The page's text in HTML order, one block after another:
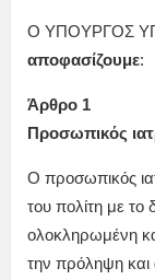
Ο ΥΠΟΥΡΓΟΣ
αποφασίζουμε:
Άρθρο 1
Προσωπικός
Ο προσωπικός
του πολίτη με το
ολοκληρωμένη
την πρόληψη και